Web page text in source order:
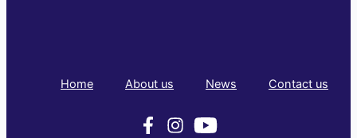
Home About us News Contact us